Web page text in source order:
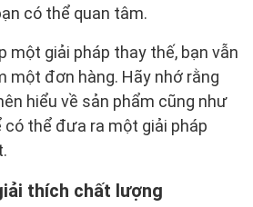
có thể quan tâm.
một giải pháp thay thế, bạn vẫn
một đơn hàng. Hãy nhớ rằng
hiểu về sản phẩm cũng như
có thể đưa ra một giải pháp
thích chất lượng